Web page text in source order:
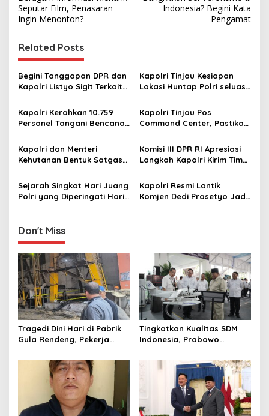
s
n
a
v
g
a
t
i
o
n
Seputar Film, Penasaran
Ingin Menonton?
Indonesia? Begini Kata
Pengamat
Related Posts
Begini Tanggapan DPR dan
Kapolri Listyo Sigit Terkait
Timezone di Jakbar
Kapolri Tinjau Kesiapan
Lokasi Huntap Polri seluas
Kapolri Kerahkan 10.759
Personel Tangani Bencana
Kapolri Tinjau Pos
Command Center, Pastikan
dan Nyaman
Kapolri dan Menteri
Kehutanan Bentuk Satgas
Kayu yang diduga
akibatkan Bencana di Aceh
dan Sumatera
Komisi III DPR RI Apresiasi
Langkah Kapolri Kirim Tim
Pulihkan Trauma Korban
Banjir Aceh
Sejarah Singkat Hari Juang
Polri yang Diperingati Hari
Kapolri Resmi Lantik
Komjen Dedi Prasetyo Jadi
Don't Miss
Tragedi Dini Hari di Pabrik
Gula Rendeng, Pekerja
Pengangkat Tebu
Tingkatkan Kualitas SDM
Indonesia, Prabowo
hingga Undang Universitas
Terbaik Dunia